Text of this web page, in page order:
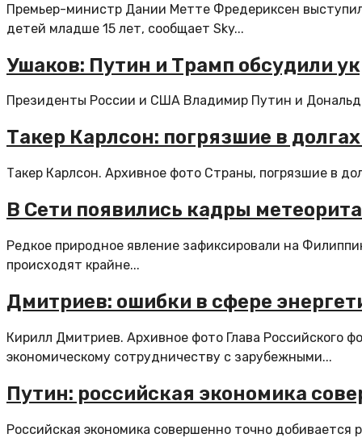
Премьер-министр Дании Метте Фредериксен
детей младше 15 лет, сообщает Sky...
Ушаков: Путин и Трамп обсудили
Президенты России и США Владимир Путин и Дональд
Такер Карлсон: погрязшие в
Такер Карлсон. Архивное фото Страны, погрязшие в
В Сети появились кадры
Редкое природное явление зафиксировали на
происходят крайне...
Дмитриев: ошибки в сфере
Кирилл Дмитриев. Архивное фото Глава
экономическому сотрудничеству с зарубежными...
Путин: российская экономика
Российская экономика совершенно точно